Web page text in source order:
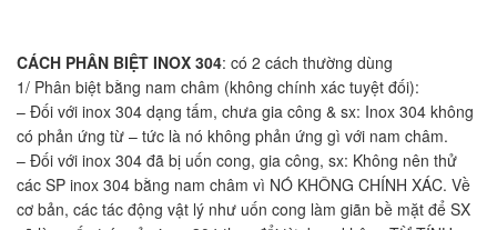
CÁCH PHÂN BIỆT INOX 304: có 2 cách thường dùng
1/ Phân biệt bằng nam châm (không chính xác tuyệt đối):
– Đối với inox 304 dạng tấm, chưa gia công & sx: Inox 304 không
có phản ứng từ – tức là nó không phản ứng gì với nam châm.
– Đối với inox 304 đã bị uốn cong, gia công, sx: Không nên thử
các SP inox 304 bằng nam châm vì NÓ KHÔNG CHÍNH XÁC. Về
cơ bản, các tác động vật lý như uốn cong làm giãn bề mặt để SX